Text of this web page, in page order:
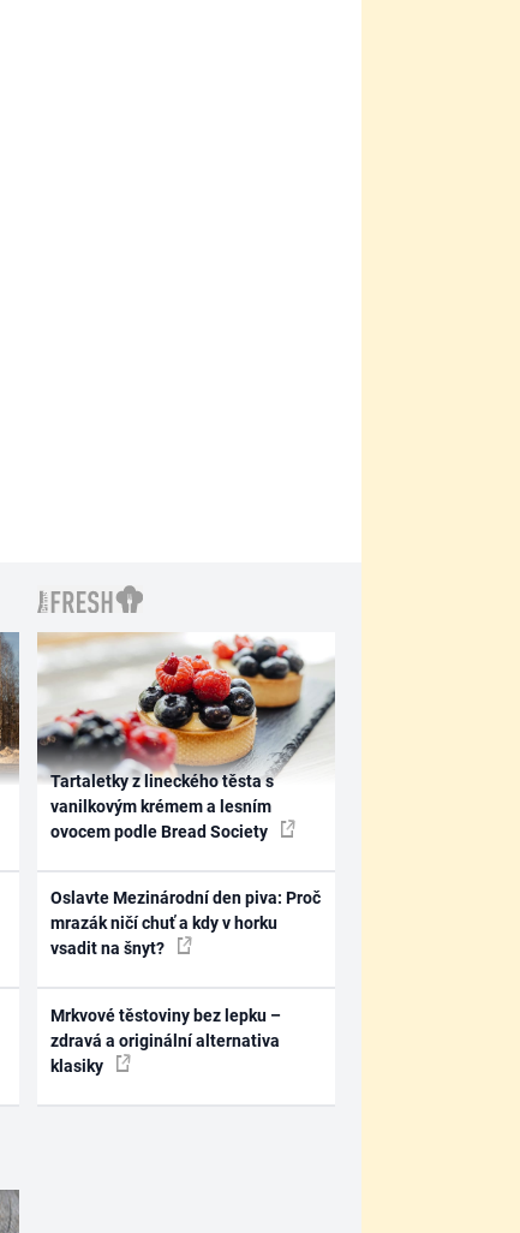
Tartaletky z lineckého těsta s
vanilkovým krémem a lesním
ovocem podle Bread Society
Oslavte Mezinárodní den piva: Proč
mrazák ničí chuť a kdy v horku
vsadit na šnyt?
Mrkvové těstoviny bez lepku –
zdravá a originální alternativa
klasiky